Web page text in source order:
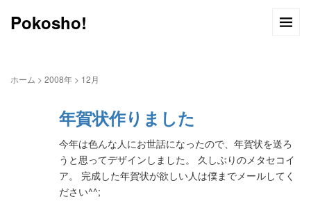
Pokosho!
ホーム > 2008年 > 12月
年賀状作りました
今年は色んな人にお世話になったので、年賀状を送ろ
うと思ってデザインしました。 久しぶりのメタセコイ
ア。 完成した年賀状が欲しい人は僕までメールしてく
ださい^^;